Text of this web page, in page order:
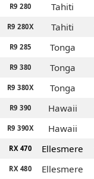
R9 280 Tahiti
R9 280X Tahiti
R9 285 Tonga
R9 380 Tonga
R9 380X Tonga
R9 390 Hawaii
R9 390X Hawaii
RX 470 Ellesmere
RX 480 Ellesmere